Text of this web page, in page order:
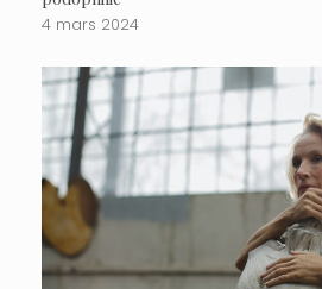
4 mars 2024